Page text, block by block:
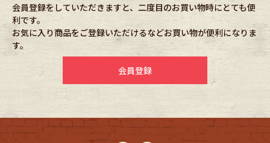
Fafatt
小物・アクセサリーから探す
Eye Wear
Stall・Scarf
会員登録をしていただきますと、二度目のお買い物時にとても便
利です。
お気に入り商品をご登録いただけるなどお買い物が便利になりま
す。
会員登録